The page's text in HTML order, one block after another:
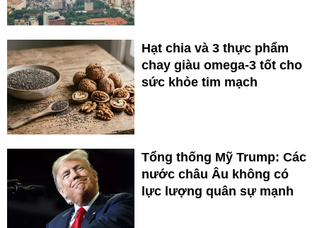
Hạt chia và 3 thực phẩm
chay giàu omega-3 tốt cho
sức khỏe tim mạch
Tổng thống Mỹ Trump: Các
nước châu Âu không có
lực lượng quân sự mạnh